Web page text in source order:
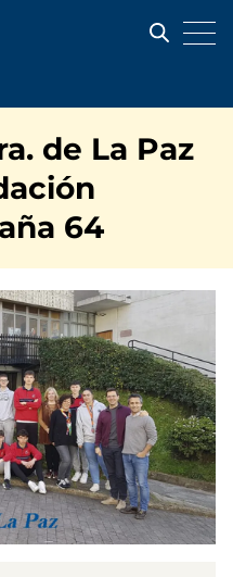
de La Paz
64